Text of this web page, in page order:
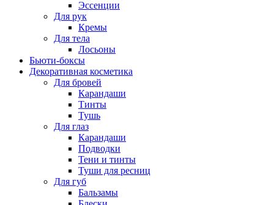
Эссенции
Для рук
Кремы
Для тела
Лосьоны
Бьюти-боксы
Декоративная косметика
Для бровей
Карандаши
Тинты
Тушь
Для глаз
Карандаши
Подводки
Тени и тинты
Туши для ресниц
Для губ
Бальзамы